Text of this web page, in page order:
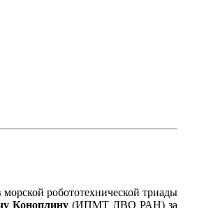
робототехнической триады
Коноплину (ИПМТ ДВО РАН) за